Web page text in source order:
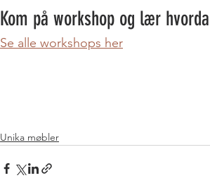
Kom på workshop og lær
Se alle workshops her
Unika møbler